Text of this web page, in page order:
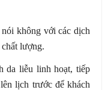
không với các dịch
lượng.
da liễu linh hoạt, tiếp
lịch trước để khách